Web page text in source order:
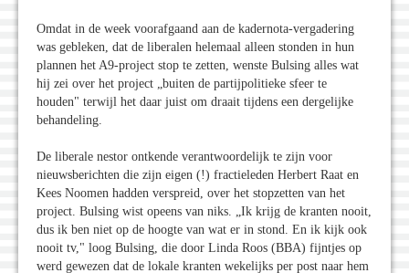
Omdat in de week voorafgaand aan de kadernota-vergadering
was gebleken, dat de liberalen helemaal alleen stonden in hun
plannen het A9-project stop te zetten, wenste Bulsing alles wat
hij zei over het project „buiten de partijpolitieke sfeer te
houden" terwijl het daar juist om draait tijdens een dergelijke
behandeling.
De liberale nestor ontkende verantwoordelijk te zijn voor
nieuwsberichten die zijn eigen (!) fractieleden Herbert Raat en
Kees Noomen hadden verspreid, over het stopzetten van het
project. Bulsing wist opeens van niks. „Ik krijg de kranten nooit,
dus ik ben niet op de hoogte van wat er in stond. En ik kijk ook
nooit tv," loog Bulsing, die door Linda Roos (BBA) fijntjes op
werd gewezen dat de lokale kranten wekelijks per post naar hem